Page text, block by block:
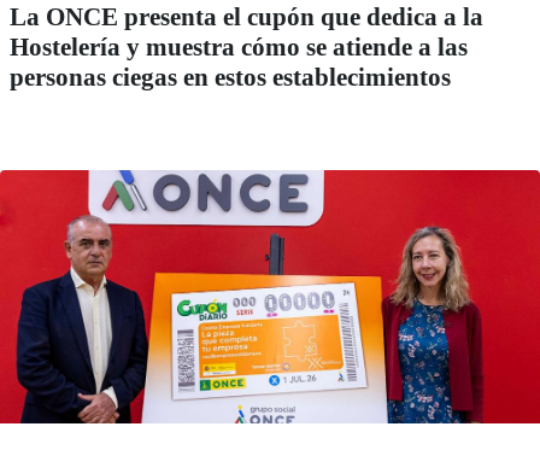
La ONCE presenta el cupón que dedica a la
Hostelería y muestra cómo se atiende a las
personas ciegas en estos establecimientos